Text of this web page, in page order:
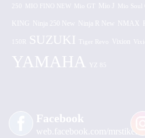
250 MIO FINO NEW Mio GT Mio J Mio Soul
KING Ninja 250 New Ninja R New NMAX
150R SUZUKI Tiger Revo Vixion
YAMAHA YZ 85
Facebook
web.facebook.com/mrstiker